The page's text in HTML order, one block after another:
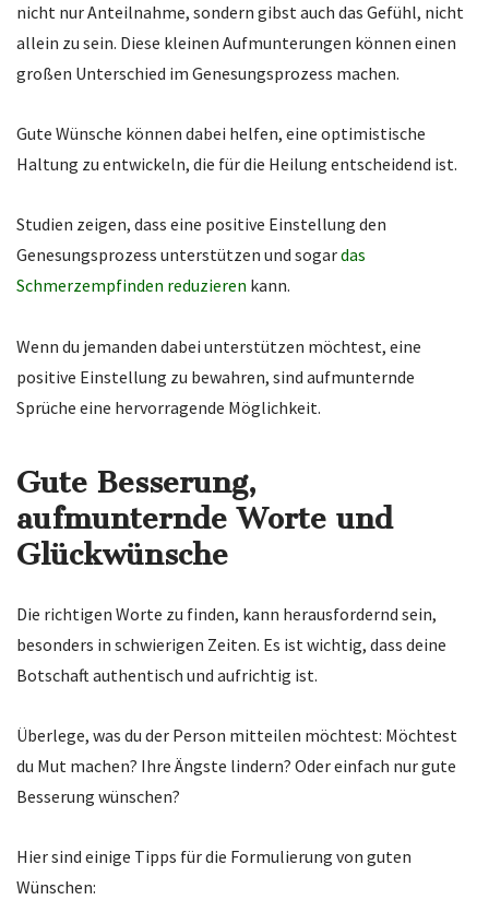
nicht nur Anteilnahme, sondern gibst auch das Gefühl, nicht
allein zu sein. Diese kleinen Aufmunterungen können einen
großen Unterschied im Genesungsprozess machen.
Gute Wünsche können dabei helfen, eine optimistische
Haltung zu entwickeln, die für die Heilung entscheidend ist.
Studien zeigen, dass eine positive Einstellung den
Genesungsprozess unterstützen und sogardas
Schmerzempfinden reduzieren kann.
Wenn du jemanden dabei unterstützen möchtest, eine
positive Einstellung zu bewahren, sind aufmunternde
Sprüche eine hervorragende Möglichkeit.
Gute Besserung,
aufmunternde Worte und
Glückwünsche
Die richtigen Worte zu finden, kann herausfordernd sein,
besonders in schwierigen Zeiten. Es ist wichtig, dass deine
Botschaft authentisch und aufrichtig ist.
Überlege, was du der Person mitteilen möchtest: Möchtest
du Mut machen? Ihre Ängste lindern? Oder einfach nur gute
Besserung wünschen?
Hier sind einige Tipps für die Formulierung von guten
Wünschen: